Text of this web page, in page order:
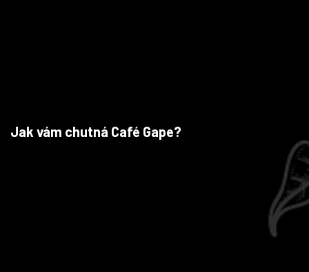
Jak vám chutná Café Gape?